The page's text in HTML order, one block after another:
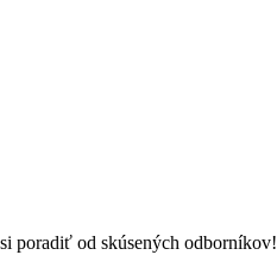
poradiť od skúsených odborníkov!